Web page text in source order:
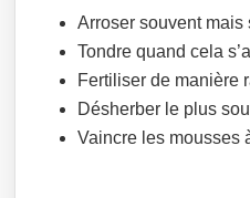
Arroser souvent
Tondre quand cela
Fertiliser de manière
Désherber le plus
Vaincre les mousses